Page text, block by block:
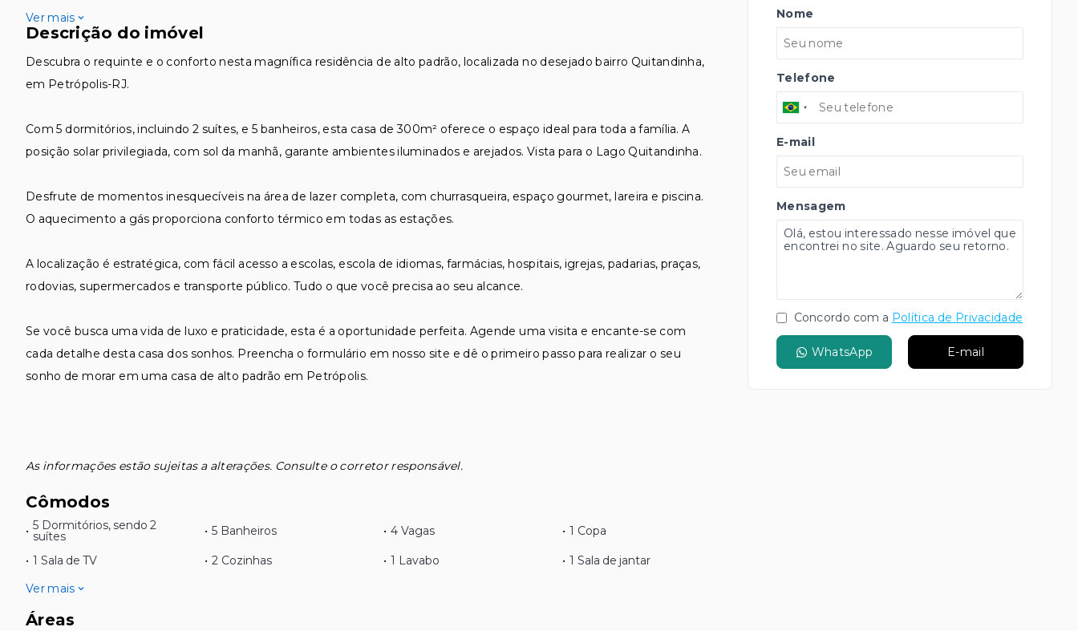
Ver mais
Descrição do imóvel
Descubra o requinte e o conforto nesta magnífica residência de alto padrão, localizada no desejado bairro Quitandinha,
em Petrópolis-RJ.
Com 5 dormitórios, incluindo 2 suítes, e 5 banheiros, esta casa de 300m² oferece o espaço ideal para toda a família. A
posição solar privilegiada, com sol da manhã, garante ambientes iluminados e arejados. Vista para o Lago Quitandinha.
Desfrute de momentos inesquecíveis na área de lazer completa, com churrasqueira, espaço gourmet, lareira e piscina.
O aquecimento a gás proporciona conforto térmico em todas as estações.
A localização é estratégica, com fácil acesso a escolas, escola de idiomas, farmácias, hospitais, igrejas, padarias, praças,
rodovias, supermercados e transporte público. Tudo o que você precisa ao seu alcance.
Se você busca uma vida de luxo e praticidade, esta é a oportunidade perfeita. Agende uma visita e encante-se com
cada detalhe desta casa dos sonhos. Preencha o formulário em nosso site e dê o primeiro passo para realizar o seu
sonho de morar em uma casa de alto padrão em Petrópolis.
As informações estão sujeitas a alterações. Consulte o corretor responsável.
Cômodos
• 5 Dormitórios, sendo 2
suítes • 5 Banheiros • 4 Vagas • 1 Copa
• 1 Sala de TV • 2 Cozinhas • 1 Lavabo • 1 Sala de jantar
Ver mais
Áreas
Nome
Telefone
E-mail
Mensagem
Concordo com a Política de Privacidade
WhatsApp E-mail